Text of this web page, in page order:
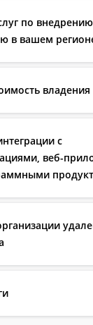
по
в вашем
владения
с
веб-